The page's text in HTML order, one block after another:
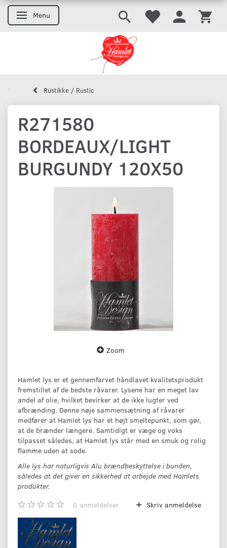
Skifte navigation
Menu
Rustikke / Rustic
R271580
BORDEAUX/LIGHT
BURGUNDY 120X50
Zoom
Hamlet lys er et gennemfarvet håndlavet kvalitetsprodukt
fremstillet af de bedste råvarer. Lysene har en meget lav
andel af olie, hvilket bevirker at de ikke lugter ved
afbrænding. Denne nøje sammensætning af råvarer
medfører at Hamlet lys har et højt smeltepunkt, som gør,
at de brænder længere. Samtidigt er væge og voks
tilpasset således, at Hamlet lys står med en smuk og rolig
flamme uden at sode.
Alle lys har naturligvis Alu brændbeskyttelse i bunden,
således at det giver en sikkerhed at arbejde med Hamlets
produkter.
0 anmeldelser Skriv anmeldelse